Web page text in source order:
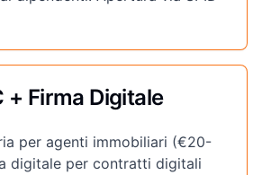
+ Firma Digitale
per agenti immobiliari (€20-
digitale per contratti digitali